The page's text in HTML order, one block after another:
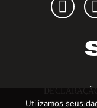
FALE
Utilizamos seus